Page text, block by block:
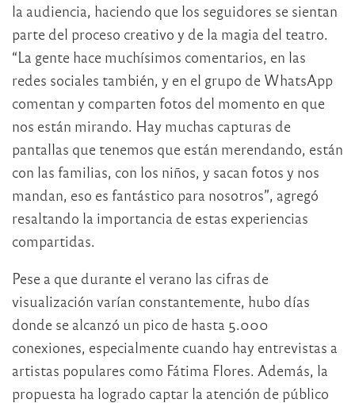
la audiencia, haciendo que los seguidores se sientan
parte del proceso creativo y de la magia del teatro.
“La gente hace muchísimos comentarios, en las
redes sociales también, y en el grupo de WhatsApp
comentan y comparten fotos del momento en que
nos están mirando. Hay muchas capturas de
pantallas que tenemos que están merendando, están
con las familias, con los niños, y sacan fotos y nos
mandan, eso es fantástico para nosotros”, agregó
resaltando la importancia de estas experiencias
compartidas.
Pese a que durante el verano las cifras de
visualización varían constantemente, hubo días
donde se alcanzó un pico de hasta 5.000
conexiones, especialmente cuando hay entrevistas a
artistas populares como Fátima Flores. Además, la
propuesta ha logrado captar la atención de público